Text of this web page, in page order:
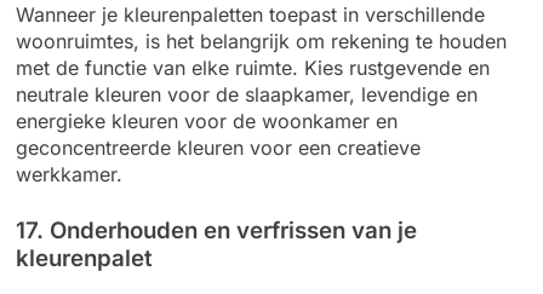
Wanneer je kleurenpaletten toepast in verschillende
woonruimtes, is het belangrijk om rekening te houden
met de functie van elke ruimte. Kies rustgevende en
neutrale kleuren voor de slaapkamer, levendige en
energieke kleuren voor de woonkamer en
geconcentreerde kleuren voor een creatieve
werkkamer.
17. Onderhouden en verfrissen van je
kleurenpalet